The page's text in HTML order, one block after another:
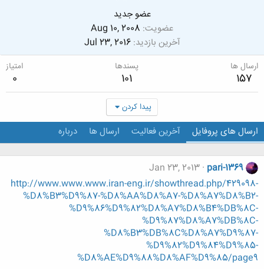
عضو جدید
عضویت Aug 10, 2008
آخرین بازدید Jul 23, 2016
ارسال ها
157
پسندها
101
امتیاز
0
پیدا کردن
ارسال های پروفایل آخرین فعالیت ارسال ها درباره
pari-1369
Jan 23, 2013
http://www.www.www.iran-eng.ir/showthread.php/429098-
%D8%B3%D9%87-%D8%AA%D8%A7-%D8%A7%D8%B2-
%D9%86%D9%82%D8%A7%D8%B4%DB%8C-
%D9%87%D8%A7%DB%8C-
%D8%B3%DB%8C%D8%A7%D9%87-
%D9%82%D9%84%D9%85-
%D8%AE%D9%88%D8%AF%D9%85/page9